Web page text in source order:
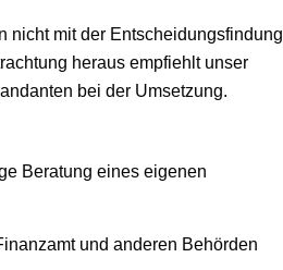
nicht mit der Entscheidungsfindung
heraus empfiehlt unser
bei der Umsetzung.
Beratung eines eigenen
und anderen Behörden